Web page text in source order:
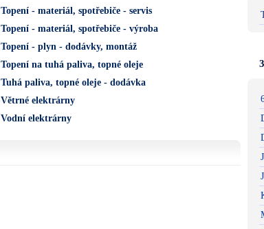
Topení - materiál, spotřebiče - servis
Topení - materiál, spotřebiče - výroba
Topení - plyn - dodávky, montáž
Topení na tuhá paliva, topné oleje
Tuhá paliva, topné oleje - dodávka
Větrné elektrárny
Vodní elektrárny